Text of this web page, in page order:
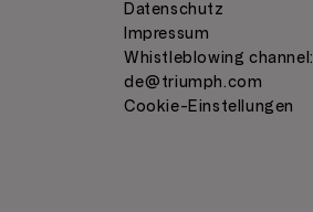
Datenschutz
Impressum
Whistleblowing channel:
de@triumph.com
Cookie-Einstellungen